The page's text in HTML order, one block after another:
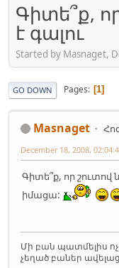
Գիտե՞ք,
է գալու
Started by Masnaget,
GO DOWN Pages 1
Masnaget
December 18, 2008,
Գիտե՞ք, որ շուտով
իմացա:
Մի բան պատմելիս
չեղած բաներ